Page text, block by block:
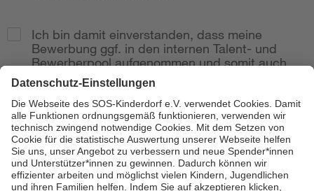
Ich bin damit einverstanden, dass meine
Bewerbung ggf. in den internen Talent- und
Bewerberpool aufgenommen und somit auch
bei weitere Stellenausschreibungen
berücksichtig wird.
Zur Anzeige
Senden